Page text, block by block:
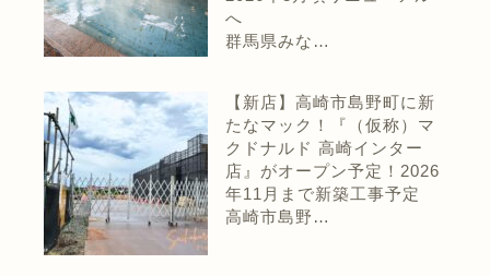
へ
群馬県みな…
【新店】高崎市島野町に新
たなマック！『（仮称）マ
クドナルド 高崎インター
店』がオープン予定！2026
年11月まで新築工事予定
高崎市島野…